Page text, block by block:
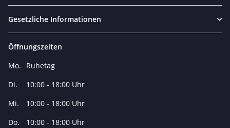
Gesetzliche Informationen
Öffnungszeiten
Mo.
Ruhetag
Di.
10:00 - 18:00 Uhr
Mi.
10:00 - 18:00 Uhr
Do.
10:00 - 18:00 Uhr